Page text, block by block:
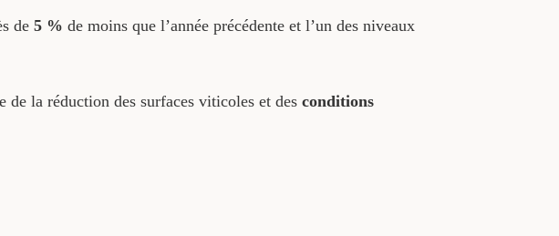
de 5 % de moins que l’année précédente et l’un des niveaux
la réduction des surfaces viticoles et des conditions